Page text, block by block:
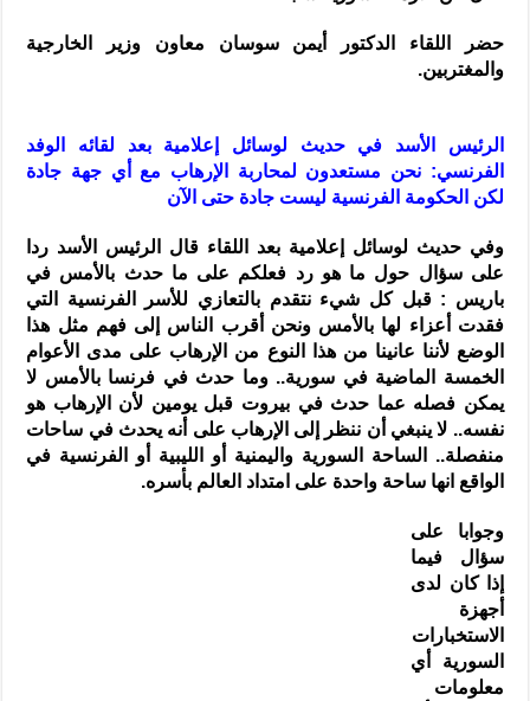
حضر اللقاء الدكتور أيمن سوسان معاون وزير الخارجية
والمغتربين.
الرئيس الأسد في حديث لوسائل إعلامية بعد لقائه الوفد
الفرنسي: نحن مستعدون لمحاربة الإرهاب مع أي جهة جادة
لكن الحكومة الفرنسية ليست جادة حتى الآن
وفي حديث لوسائل إعلامية بعد اللقاء قال الرئيس الأسد ردا
على سؤال حول ما هو رد فعلكم على ما حدث بالأمس في
باريس : قبل كل شيء نتقدم بالتعازي للأسر الفرنسية التي
فقدت أعزاء لها بالأمس ونحن أقرب الناس إلى فهم مثل هذا
الوضع لأننا عانينا من هذا النوع من الإرهاب على مدى الأعوام
الخمسة الماضية في سورية.. وما حدث في فرنسا بالأمس لا
يمكن فصله عما حدث في بيروت قبل يومين لأن الإرهاب هو
نفسه.. لا ينبغي أن ننظر إلى الإرهاب على أنه يحدث في ساحات
منفصلة.. الساحة السورية واليمنية أو الليبية أو الفرنسية في
الواقع انها ساحة واحدة على امتداد العالم بأسره.
وجوابا على
سؤال فيما
إذا كان لدى
أجهزة
الاستخبارات
السورية أي
معلومات